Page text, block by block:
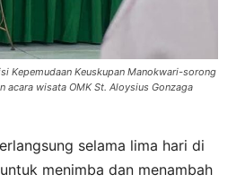
Kepemudaan Keuskupan Manokwari-sorong
acara wisata OMK St. Aloysius Gonzaga
selama lima hari di
menimba dan menambah